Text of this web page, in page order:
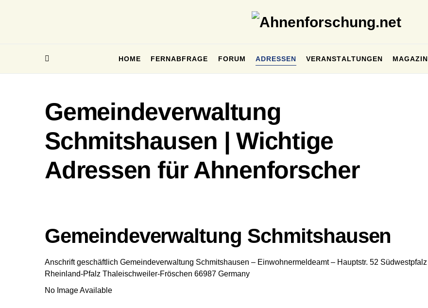
HOME FERNABFRAGE FORUM ADRESSEN VERANSTALTUNGEN MAGAZIN
Gemeindeverwaltung
Schmitshausen | Wichtige
Adressen für Ahnenforscher
Gemeindeverwaltung Schmitshausen
Anschrift geschäftlich Gemeindeverwaltung Schmitshausen – Einwohnermeldeamt – Hauptstr. 52 Südwestpfalz
Rheinland-Pfalz Thaleischweiler-Fröschen 66987 Germany
No Image Available